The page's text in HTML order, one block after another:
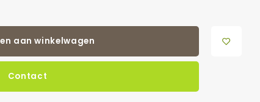
aan winkelwagen
Contact